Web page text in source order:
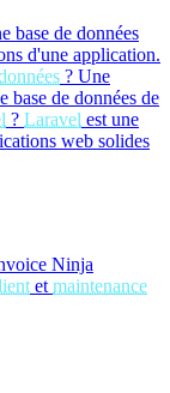
base de données
d'une application.
? Une
base de données de
? Laravel est une
web solides
Ninja
et maintenance